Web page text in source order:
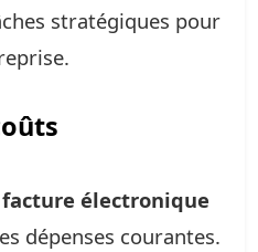
stratégiques pour
électronique
dépenses courantes.